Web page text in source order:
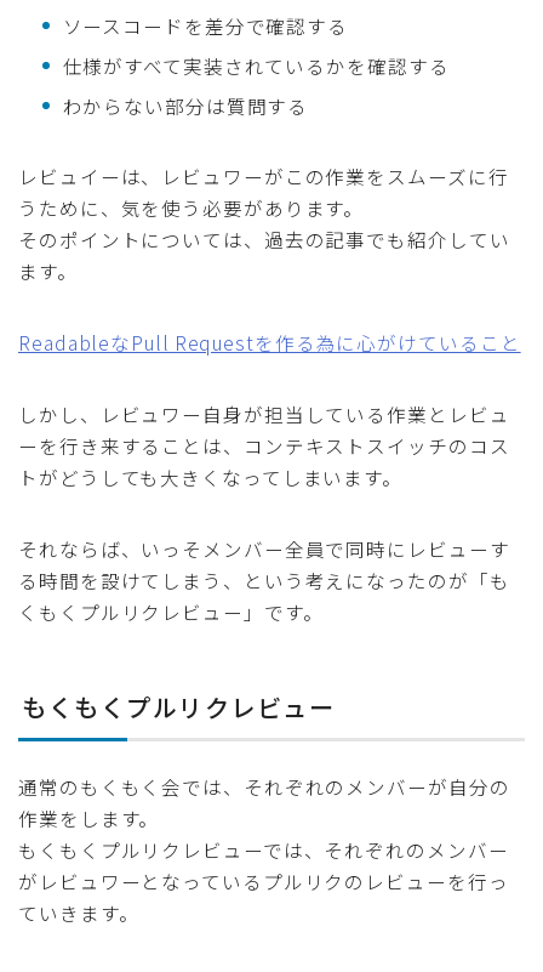
ソースコードを差分で確認する
仕様がすべて実装されているかを確認する
わからない部分は質問する
レビュイーは、レビュワーがこの作業をスムーズに行
うために、気を使う必要があります。
そのポイントについては、過去の記事でも紹介してい
ます。
ReadableなPull Requestを作る為に心がけていること
しかし、レビュワー自身が担当している作業とレビュ
ーを行き来することは、コンテキストスイッチのコス
トがどうしても大きくなってしまいます。
それならば、いっそメンバー全員で同時にレビューす
る時間を設けてしまう、という考えになったのが「も
くもくプルリクレビュー」です。
もくもくプルリクレビュー
通常のもくもく会では、それぞれのメンバーが自分の
作業をします。
もくもくプルリクレビューでは、それぞれのメンバー
がレビュワーとなっているプルリクのレビューを行っ
ていきます。